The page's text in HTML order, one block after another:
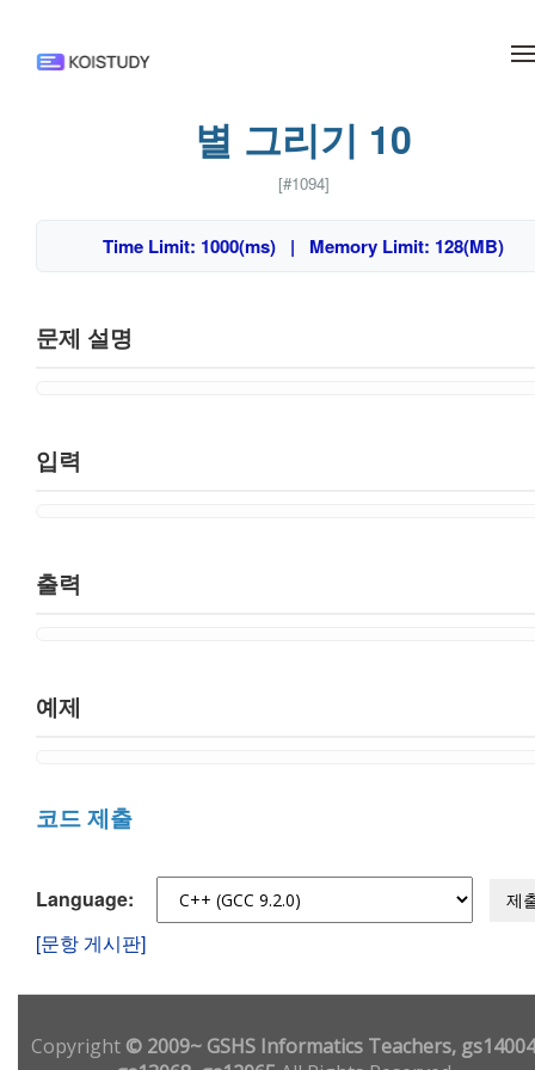
별 그리기 10
[#1094]
Time Limit: 1000(ms) | Memory Limit: 128(MB)
문제 설명
입력
출력
예제
코드 제출
Language: 제
[문항 게시판]
Copyright© 2009~ GSHS Informatics Teachers,